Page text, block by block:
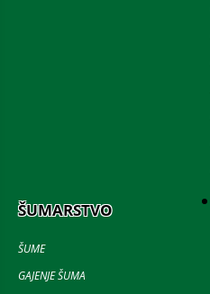
ŠUMARSTVO
ŠUME
GAJENJE ŠUMA